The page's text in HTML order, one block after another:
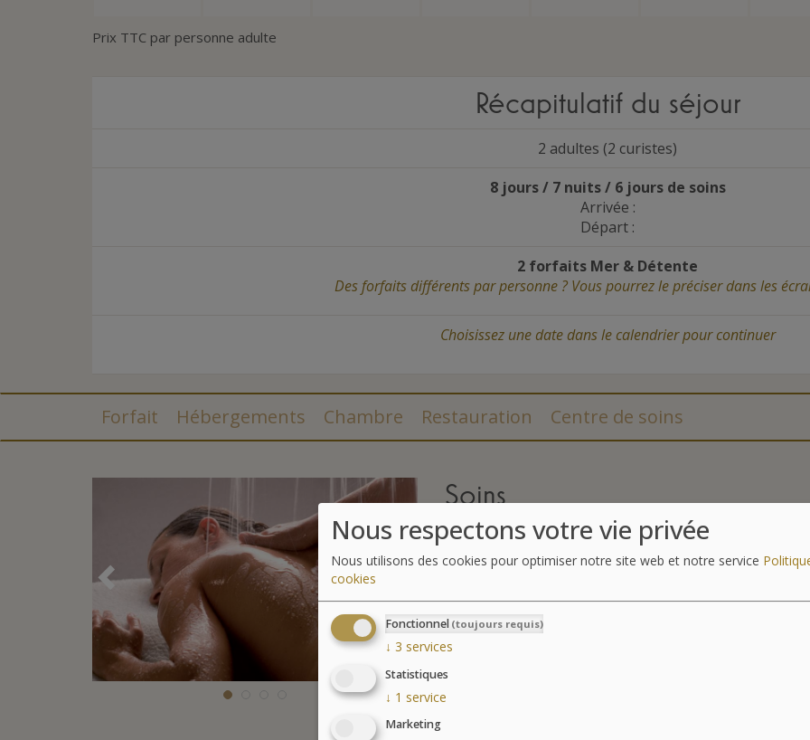
Prix TTC par personne adulte
Récapitulatif du séjour
2 adultes (2 curistes)
8 jours / 7 nuits / 6 jours de soins
Arrivée :
Départ :
2 forfaits Mer & Détente
Des forfaits différents par personne ? Vous pourrez le préciser dans les
Choisissez une date dans le calendrierpour continuer
Forfait Hébergements Chambre Restauration Centre de soins
Précédent Suivant
Soins
Un programme enrichi pour encore mieux dénouer
détente totale du corps et de l’esprit.
6 Massages sous Affusions (alternance
kinésithérapie)
9 soins d’hydrothérapie en cabine parmi les
Dynamiques, Drainage Marin, Douche Sous-
Nous respectons votre vie privée
Nous utilisons des cookies pour optimiser notre site web et notre service
cookies
Fonctionnel (toujours requis)
↓ 3 services
Statistiques
↓ 1 service
Marketing